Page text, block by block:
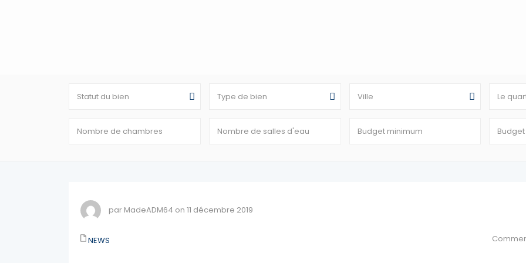
Statut du bien Type de bien Ville Le
par MadeADM64 on 11 décembre 2019
NEWS